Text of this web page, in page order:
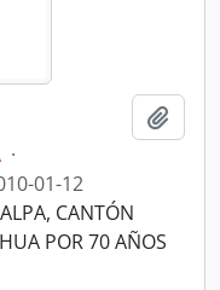
·
01-12
CANTÓN
POR 70 AÑOS